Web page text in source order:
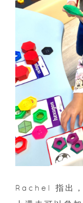
Rachel 指出